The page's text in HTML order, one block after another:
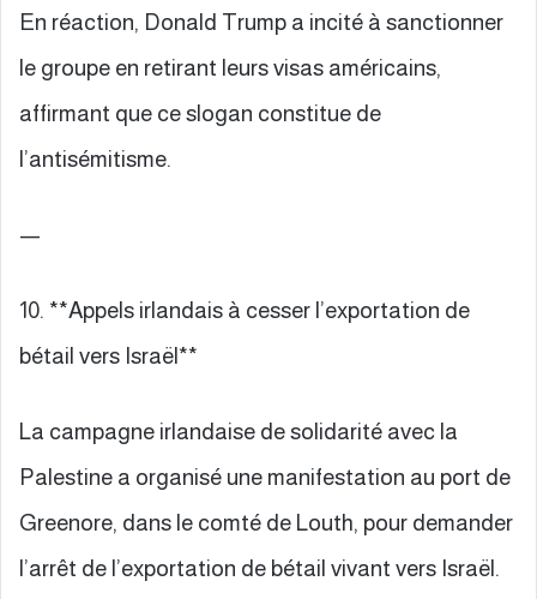
En réaction, Donald Trump a incité à sanctionner
le groupe en retirant leurs visas américains,
affirmant que ce slogan constitue de
l’antisémitisme.
—
10. **Appels irlandais à cesser l’exportation de
bétail vers Israël**
La campagne irlandaise de solidarité avec la
Palestine a organisé une manifestation au port de
Greenore, dans le comté de Louth, pour demander
l’arrêt de l’exportation de bétail vivant vers Israël.